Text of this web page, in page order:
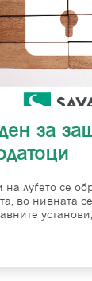
за
луѓето се
во нивната